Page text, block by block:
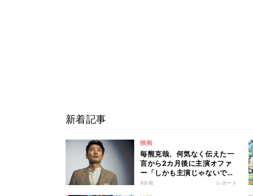
新着記事
映画
毎熊克哉、何気なく伝えた一
言から2カ月後に主演オファ
ー「しかも主演じゃないです
か!?」
9分前 レポート